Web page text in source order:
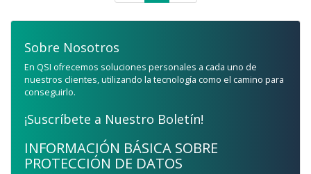
Sobre Nosotros
En QSI ofrecemos soluciones personales a cada uno de
nuestros clientes, utilizando la tecnología como el camino para
conseguirlo.
¡Suscríbete a Nuestro Boletín!
INFORMACIÓN BÁSICA SOBRE
PROTECCIÓN DE DATOS